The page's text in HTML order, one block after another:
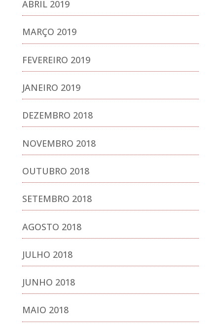
ABRIL 2019
MARÇO 2019
FEVEREIRO 2019
JANEIRO 2019
DEZEMBRO 2018
NOVEMBRO 2018
OUTUBRO 2018
SETEMBRO 2018
AGOSTO 2018
JULHO 2018
JUNHO 2018
MAIO 2018